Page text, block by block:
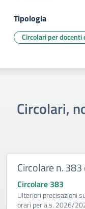
Tipologia
Circolari per docenti
Circolari,
Circolare n.
Circolare 383
Ulteriori precisazioni
orari per a.s. 2026/